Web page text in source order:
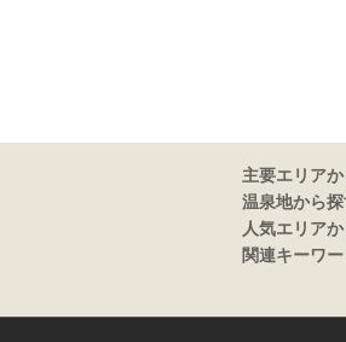
主要エリア
温泉地から探
人気エリア
関連キーワ